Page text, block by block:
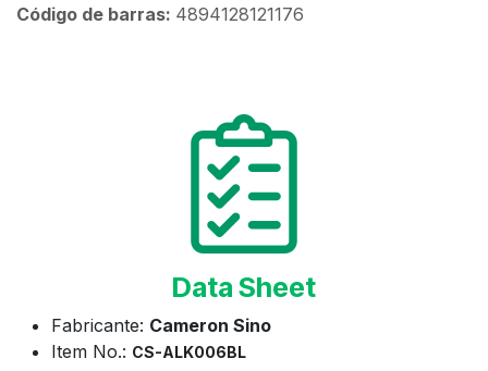
Código de barras: 4894128121176
Data Sheet
Fabricante: Cameron Sino
Item No.: CS-ALK006BL